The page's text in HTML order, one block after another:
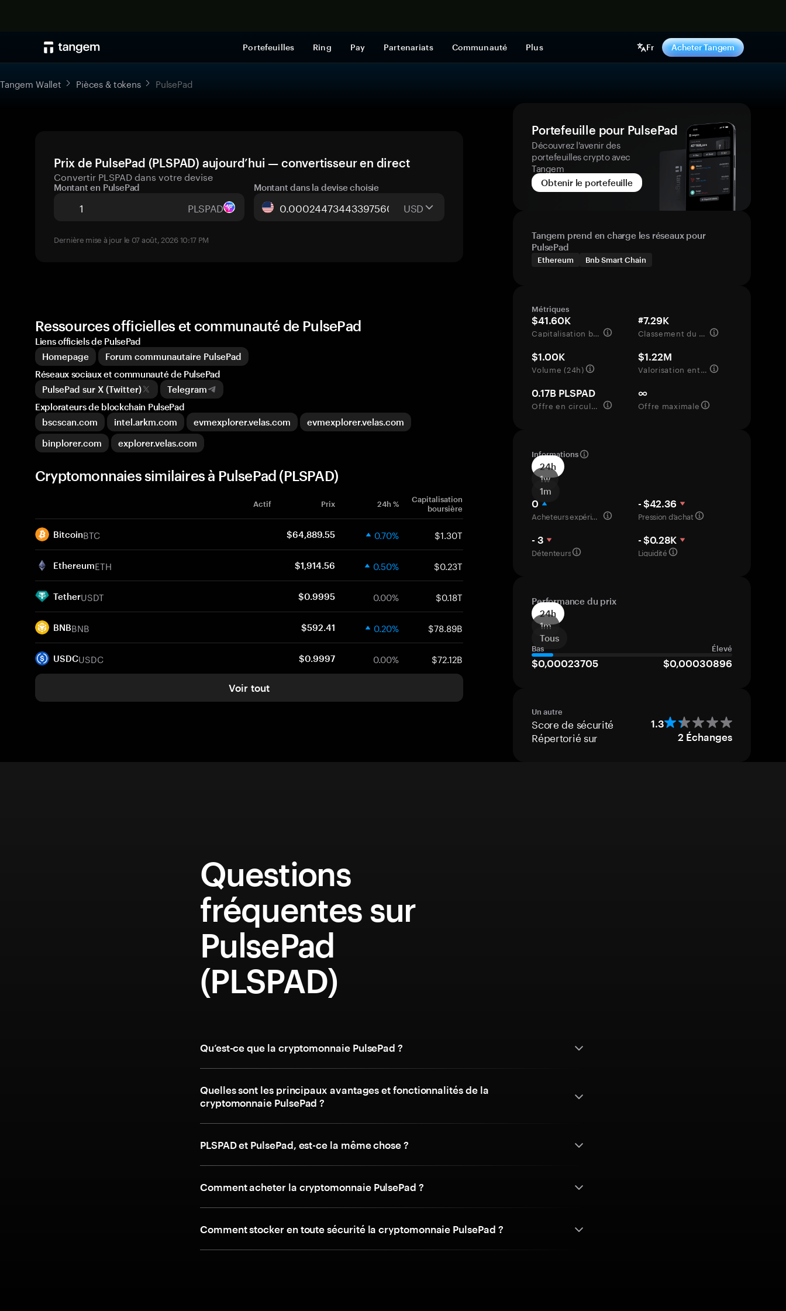
Portefeuilles Ring Pay Partenariats Communauté Plus Fr Acheter Tangem
Tangem Wallet Pièces & tokens PulsePad
Prix de PulsePad (PLSPAD) aujourd’hui — convertisseur en direct
Convertir PLSPAD dans votre devise
Montant en PulsePad
PLSPAD
Montant dans la devise choisie
USD
Dernière mise à jour le 07 août, 2026 10:17 PM
Portefeuille pour PulsePad
Découvrez l'avenir des
portefeuilles crypto avec
Tangem
Obtenir le portefeuille
Tangem prend en charge les réseaux pour
PulsePad
Ethereum Bnb Smart Chain
Métriques
$41.60K
Capitalisation boursière
#7.29K
Classement du marché
$1.00K
Volume (24h)
$1.22M
Valorisation entièrement diluée
0.17B PLSPAD
Offre en circulation
∞
Offre maximale
Informations
24h
1w
1m
0
Acheteurs expérimentés
- $42.36
Pression d’achat
- 3
Détenteurs
- $0.28K
Liquidité
Performance du prix
24h
1m
Tous
Bas Élevé
$0,00023705 $0,00030896
Un autre
Score de sécurité 1.3
Répertorié sur 2 Échanges
Ressources officielles et communauté de PulsePad
Liens officiels de PulsePad
Homepage
Forum communautaire PulsePad
Réseaux sociaux et communauté de PulsePad
PulsePad sur X (Twitter)
Telegram
Explorateurs de blockchain PulsePad
bscscan.com
intel.arkm.com evmexplorer.velas.com
evmexplorer.velas.com
binplorer.com
explorer.velas.com
Cryptomonnaies similaires à PulsePad (PLSPAD)
Actif Prix 24h %
Capitalisation
boursière
BitcoinBTC $64,889.55 0.70% $1.30T
EthereumETH $1,914.56 0.50% $0.23T
TetherUSDT $0.9995 0.00% $0.18T
BNBBNB $592.41 0.20% $78.89B
USDCUSDC $0.9997 0.00% $72.12B
Voir tout
Questions
fréquentes sur
PulsePad
(PLSPAD)
Qu’est-ce que la cryptomonnaie PulsePad ?
Quelles sont les principaux avantages et fonctionnalités de la
cryptomonnaie PulsePad ?
PLSPAD et PulsePad, est-ce la même chose ?
Comment acheter la cryptomonnaie PulsePad ?
Comment stocker en toute sécurité la cryptomonnaie PulsePad ?